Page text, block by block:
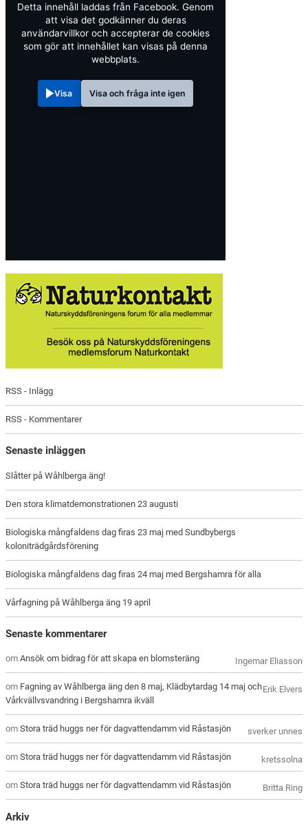
Detta innehåll laddas från Facebook. Genom
att visa det godkänner du deras
användarvillkor och accepterar de cookies
som gör att innehållet kan visas på denna
webbplats.
Visa Visa och fråga inte igen
RSS - Inlägg
RSS - Kommentarer
Senaste inläggen
Slåtter på Wåhlberga äng!
Den stora klimatdemonstrationen 23 augusti
Biologiska mångfaldens dag firas 23 maj med Sundbybergs
koloniträdgårdsförening
Biologiska mångfaldens dag firas 24 maj med Bergshamra för alla
Vårfagning på Wåhlberga äng 19 april
Senaste kommentarer
Ingemar Eliasson
omAnsök om bidrag för att skapa en blomsteräng
Erik Elvers
om Fagning av Wåhlberga äng den 8 maj, Klädbytardag 14 maj och
Vårkvällvsvandring i Bergshamra ikväll
sverker unnes
omStora träd huggs ner för dagvattendamm vid Råstasjön
kretssolna
omStora träd huggs ner för dagvattendamm vid Råstasjön
Britta Ring
omStora träd huggs ner för dagvattendamm vid Råstasjön
Arkiv